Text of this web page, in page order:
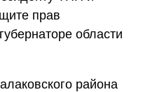
прав
области
района